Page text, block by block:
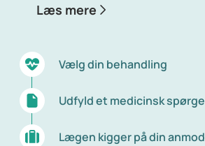
Læs mere
Vælg din behandling
Udfyld et medicinsk
Lægen kigger på din